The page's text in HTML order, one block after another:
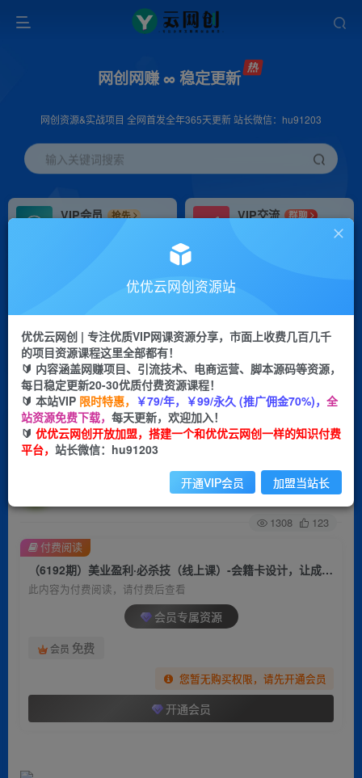
网创网赚 ∞ 稳定更新
网创资源&实战项目 全网首发全年365天更新 站长微信：hu91203
输入关键词搜索
VIP会员
抢先
VIP交流
群聊
研究探讨更多创业项目路子。
会员专属推广链接
挂机 项目
脚本卡密
APP下载
GO
首页 创业课程 会员专属 正文
（6192期）美业盈利·必杀技（线上课）-会籍卡设
计，让成交率大幅上升（9节）
关注 私信
1308 123
（6192期）美业盈利·必杀技（线上课）-会籍卡设计，让成交率大幅上升（9节）
此内容为付费阅读，请付费后查看
会员专属资源
会员 免费
您暂无购买权限，请先开通会员
开通会员
付费阅读
优优云网创资源站
优优云网创 | 专注优质VIP网课资源分享，市面上收费几百几千
的项目资源课程这里全部都有！
🔰 内容涵盖网赚项目、引流技术、电商运营、脚本源码等资源，
每日稳定更新20-30优质付费资源课程！
🔰 本站VIP 限时特惠， ￥79/年，￥99/永久 (推广佣金70%)， 全
站资源免费下载， 每天更新，欢迎加入！
🔰 优优云网创开放加盟，搭建一个和优优云网创一样的知识付费
平台， 站长微信：hu91203
开通VIP会员 加盟当站长